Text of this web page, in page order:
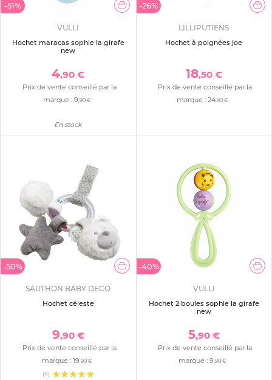
-51%
VULLI
Hochet maracas sophie la girafe
new
4,90 €
Prix de vente conseillé par la
marque : 9 ,90 €
En stock
-26%
LILLIPUTIENS
Hochet à poignées joe
18,50 €
Prix de vente conseillé par la
marque :24 ,90 €
-50%
SAUTHON BABY DECO
Hochet céleste
9,90 €
Prix de vente conseillé par la
marque : 19 ,90 €
(4)
-40%
VULLI
Hochet 2 boules sophie la girafe
new
5,90 €
Prix de vente conseillé par la
marque :9 ,90 €